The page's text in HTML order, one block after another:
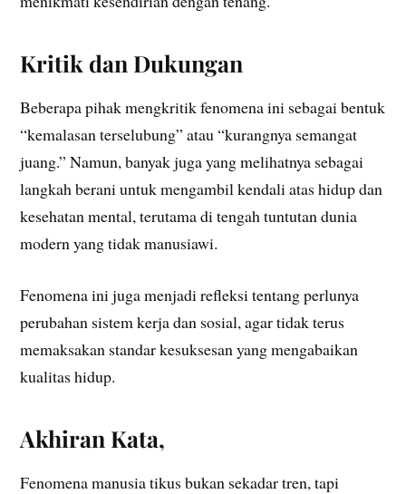
Kritik dan Dukungan
Beberapa pihak mengkritik fenomena ini sebagai bentuk
“kemalasan terselubung” atau “kurangnya semangat
juang.” Namun, banyak juga yang melihatnya sebagai
langkah berani untuk mengambil kendali atas hidup dan
kesehatan mental, terutama di tengah tuntutan dunia
modern yang tidak manusiawi.
Fenomena ini juga menjadi refleksi tentang perlunya
perubahan sistem kerja dan sosial, agar tidak terus
memaksakan standar kesuksesan yang mengabaikan
kualitas hidup.
Akhiran Kata,
Fenomena manusia tikus bukan sekadar tren, tapi